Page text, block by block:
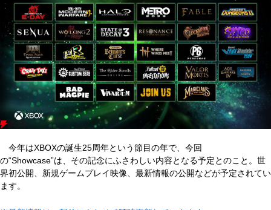
今年はXBOXの誕生25周年という節目の年で、今回
の“Showcase”は、その記念にふさわしい内容となる予定とのこと。世
界初公開、新規ゲームプレイ映像、最新情報の公開などが予定されてい
ます。